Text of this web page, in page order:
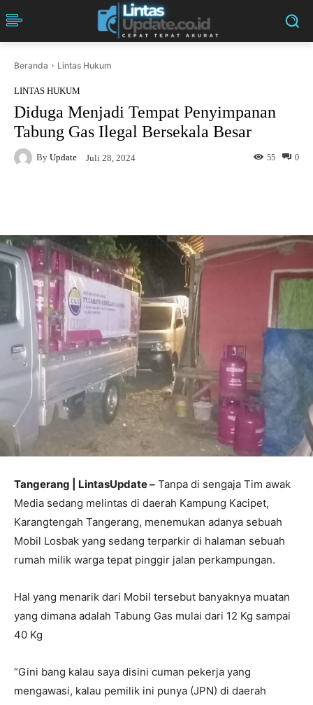
Beranda Lintas Hukum
LINTAS HUKUM
Diduga Menjadi Tempat Penyimpanan
Tabung Gas Ilegal Bersekala Besar
By Update Juli 28, 2024 0
55
Tangerang | LintasUpdate – Tanpa di sengaja Tim awak
Media sedang melintas di daerah Kampung Kacipet,
Karangtengah Tangerang, menemukan adanya sebuah
Mobil Losbak yang sedang terparkir di halaman sebuah
rumah milik warga tepat pinggir jalan perkampungan.
Hal yang menarik dari Mobil tersebut banyaknya muatan
yang dimana adalah Tabung Gas mulai dari 12 Kg sampai
40 Kg
“Gini bang kalau saya disini cuman pekerja yang
mengawasi, kalau pemilik ini punya (JPN) di daerah